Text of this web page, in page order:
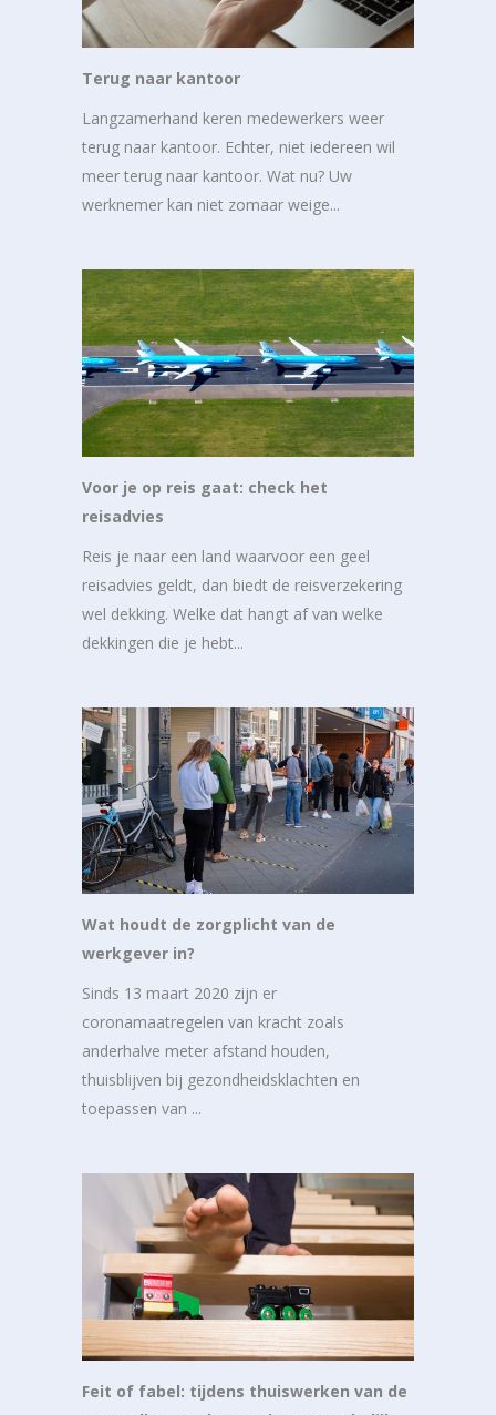
Terug naar kantoor
Langzamerhand keren medewerkers weer
terug naar kantoor. Echter, niet iedereen wil
meer terug naar kantoor. Wat nu? Uw
werknemer kan niet zomaar weige...
Voor je op reis gaat: check het
reisadvies
Reis je naar een land waarvoor een geel
reisadvies geldt, dan biedt de reisverzekering
wel dekking. Welke dat hangt af van welke
dekkingen die je hebt...
Wat houdt de zorgplicht van de
werkgever in?
Sinds 13 maart 2020 zijn er
coronamaatregelen van kracht zoals
anderhalve meter afstand houden,
thuisblijven bij gezondheidsklachten en
toepassen van ...
Feit of fabel: tijdens thuiswerken van de